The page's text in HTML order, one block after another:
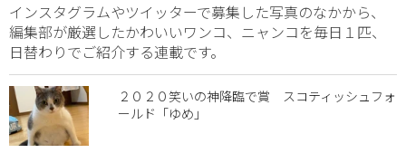
インスタグラムやツイッターで募集した写真のなかから、
編集部が厳選したかわいいワンコ、ニャンコを毎日１匹、
日替わりでご紹介する連載です。
２０２０笑いの神降臨で賞 スコティッシュフォ
ールド「ゆめ」